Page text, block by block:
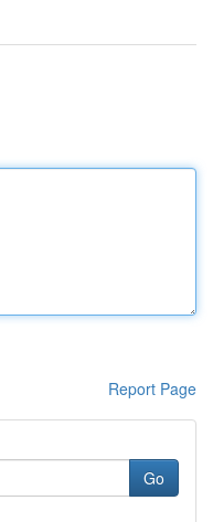
Report Page
Go